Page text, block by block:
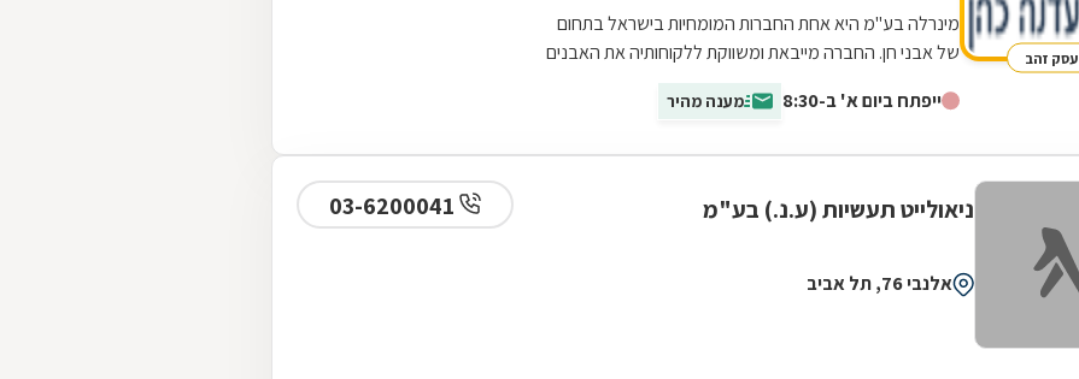
עסק זהב
מינרלה בע''מ היא אחת החברות המומחיות בישראל בתחום
של אבני חן. החברה מייבאת ומשווקת ללקוחותיה את האבנים
ייפתח ביום א' ב-8:30 מענה מהיר
ניאולייט תעשיות (ע.נ.) בע"מ
אלנבי 76, תל אביב